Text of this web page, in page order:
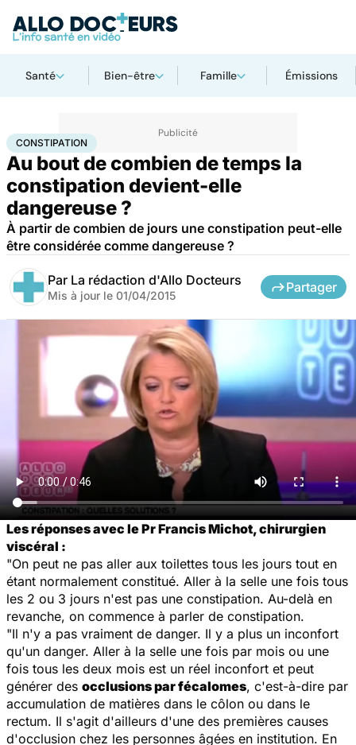
Santé Bien-être Famille Émissions
AccueilSantéConstipation
CONSTIPATION
Au bout de combien de temps la
constipation devient-elle
dangereuse ?
À partir de combien de jours une constipation peut-elle
être considérée comme dangereuse ?
Par La rédaction d'Allo Docteurs
Mis à jour le 01/04/2015
Partager
Les réponses avec le Pr Francis Michot, chirurgien
viscéral :
"On peut ne pas aller aux toilettes tous les jours tout en
étant normalement constitué. Aller à la selle une fois tous
les 2 ou 3 jours n'est pas une constipation. Au-delà en
revanche, on commence à parler de constipation.
"Il n'y a pas vraiment de danger. Il y a plus un inconfort
qu'un danger. Aller à la selle une fois par mois ou une
fois tous les deux mois est un réel inconfort et peut
générer des occlusions par fécalomes, c'est-à-dire par
accumulation de matières dans le côlon ou dans le
rectum. Il s'agit d'ailleurs d'une des premières causes
d'occlusion chez les personnes âgées en institution. En